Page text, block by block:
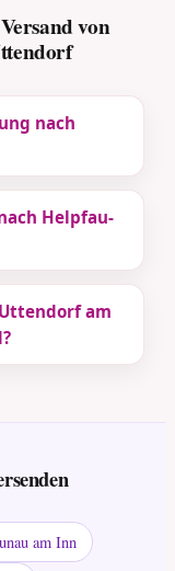
von
nach
Helpfau-
am
am Inn